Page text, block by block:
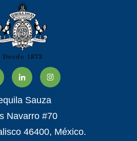
Sauza
Navarro #70
46400, México.